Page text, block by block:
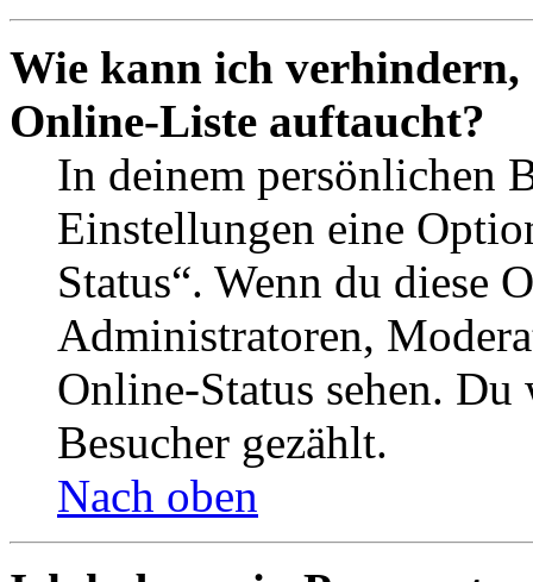
Wie kann ich verhindern,
Online-Liste auftaucht?
In deinem persönlichen
Einstellungen eine
Status“. Wenn du diese
Administratoren,
Online-Status sehen.
Besucher gezählt.
Nach oben